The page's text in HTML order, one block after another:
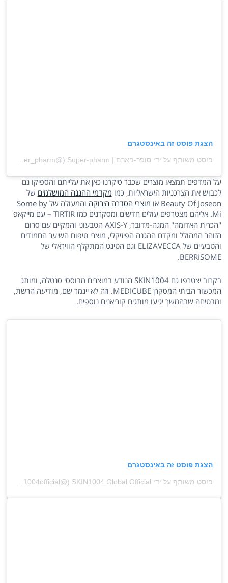
הצגת פוסט זה באינסטגרם
פוסט משותף על ידי ‏‎סופר-פארם | Super-pharm‎‏ (@‏‎super_pharm‎‏)
על המדפים תמצאו מוצרים שכבר סיקרנו כאן את עלייתם והספיקו גם
לכבוש את הצרכניות הישראליות, כמו מקדמי ההגנה המושלמים של
Beauty Of Joseon או
מוצרי הסדרה הירוקה
והמעולה של Some by
Mi. אליהם מצטרפים עולים חדשים ומסקרנים כמו TIRTIR – עם מייקאפ
"הכרית האדומה" המגה-מדובר, AXIS-Y הטבעוני והמקיים עם סרום
הזוהר המהולל ומקדם ההגנה הפיזיקלי, מוצרי טיפוח השיער החמודים
והטבעיים של ELIZAVECCA וגם הטינט המתקלף הוויראלי של
BERRISOME.
בקרוב יצטרפו גם SKIN1004 הנודע במוצרים מבוססי סנטלה, ומותג
המכשור הביתי המסקרן MEDICUBE. וזה לא ייגמר שם, מודיעה הרשת,
ומבטיחה שבהמשך יגיעו מותגים קוריאנים נוספים.
הצגת פוסט זה באינסטגרם
פוסט משותף על ידי ‏‎SKIN1004 Global Official‎‏ (@‏‎skin1004official‎‏)